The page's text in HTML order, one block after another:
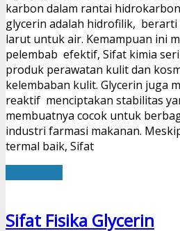
karbon dalam rantai
glycerin adalah hidrofilik, berarti
larut untuk air. Kemampuan ini
pelembab efektif, Sifat kimia
produk perawatan kulit dan
kelembaban kulit. Glycerin juga
reaktif menciptakan stabilitas
membuatnya cocok untuk
industri farmasi makanan.
termal baik, Sifat
Sifat Fisika Glycerin